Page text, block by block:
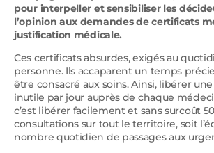
pour interpeller et sensibiliser les
l’opinion aux demandes de certificats
justification médicale.
Ces certificats absurdes, exigés au
personne. Ils accaparent un temps
être consacré aux soins. Ainsi, libérer
inutile par jour auprès de chaque
c’est libérer facilement et sans surcoût
consultations sur tout le territoire, soit
nombre quotidien de passages aux